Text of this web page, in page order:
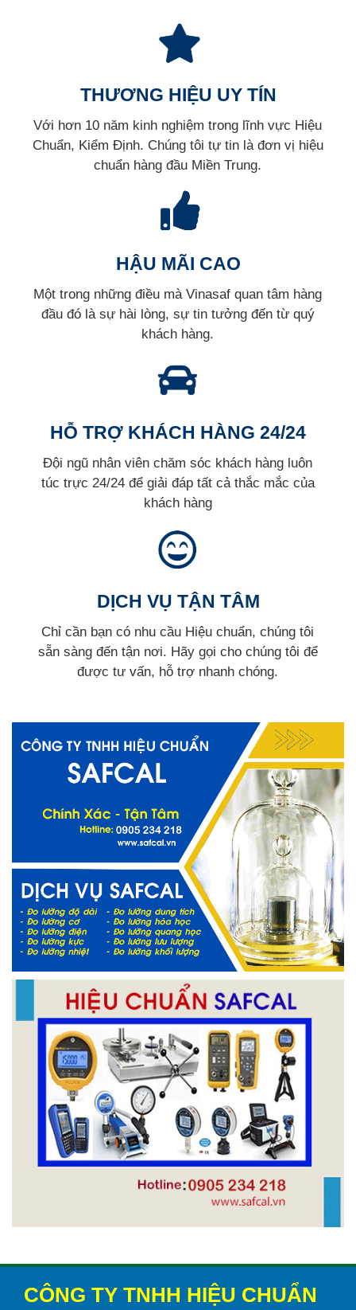
THƯƠNG HIỆU UY TÍN
Với hơn 10 năm kinh nghiệm trong lĩnh vực Hiệu
Chuẩn, Kiểm Định. Chúng tôi tự tin là đơn vị hiệu
chuẩn hàng đầu Miền Trung.
HẬU MÃI CAO
Một trong những điều mà Vinasaf quan tâm hàng
đầu đó là sự hài lòng, sự tin tưởng đến từ quý
khách hàng.
HỖ TRỢ KHÁCH HÀNG 24/24
Đội ngũ nhân viên chăm sóc khách hàng luôn
túc trực 24/24 để giải đáp tất cả thắc mắc của
khách hàng
DỊCH VỤ TẬN TÂM
Chỉ cần bạn có nhu cầu Hiệu chuẩn, chúng tôi
sẵn sàng đến tận nơi. Hãy gọi cho chúng tôi để
được tư vấn, hỗ trợ nhanh chóng.
CÔNG TY TNHH HIỆU CHUẨN